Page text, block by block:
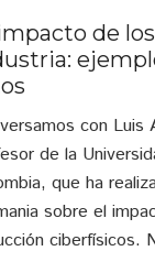
de
con Luis
de la
que ha
sobre el
ciberfísicos.